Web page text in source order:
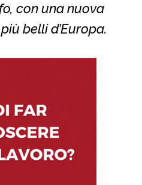
con una nuova
belli d’Europa.